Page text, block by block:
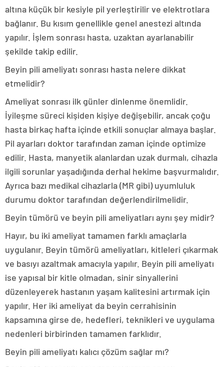
altına küçük bir kesiyle pil yerleştirilir ve elektrotlara
bağlanır. Bu kısım genellikle genel anestezi altında
yapılır. İşlem sonrası hasta, uzaktan ayarlanabilir
şekilde takip edilir.
Beyin pili ameliyatı sonrası hasta nelere dikkat
etmelidir?
Ameliyat sonrası ilk günler dinlenme önemlidir.
İyileşme süreci kişiden kişiye değişebilir, ancak çoğu
hasta birkaç hafta içinde etkili sonuçlar almaya başlar.
Pil ayarları doktor tarafından zaman içinde optimize
edilir. Hasta, manyetik alanlardan uzak durmalı, cihazla
ilgili sorunlar yaşadığında derhal hekime başvurmalıdır.
Ayrıca bazı medikal cihazlarla (MR gibi) uyumluluk
durumu doktor tarafından değerlendirilmelidir.
Beyin tümörü ve beyin pili ameliyatları aynı şey midir?
Hayır, bu iki ameliyat tamamen farklı amaçlarla
uygulanır. Beyin tümörü ameliyatları, kitleleri çıkarmak
ve basıyı azaltmak amacıyla yapılır. Beyin pili ameliyatı
ise yapısal bir kitle olmadan, sinir sinyallerini
düzenleyerek hastanın yaşam kalitesini artırmak için
yapılır. Her iki ameliyat da beyin cerrahisinin
kapsamına girse de, hedefleri, teknikleri ve uygulama
nedenleri birbirinden tamamen farklıdır.
Beyin pili ameliyatı kalıcı çözüm sağlar mı?